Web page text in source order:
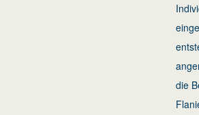
die